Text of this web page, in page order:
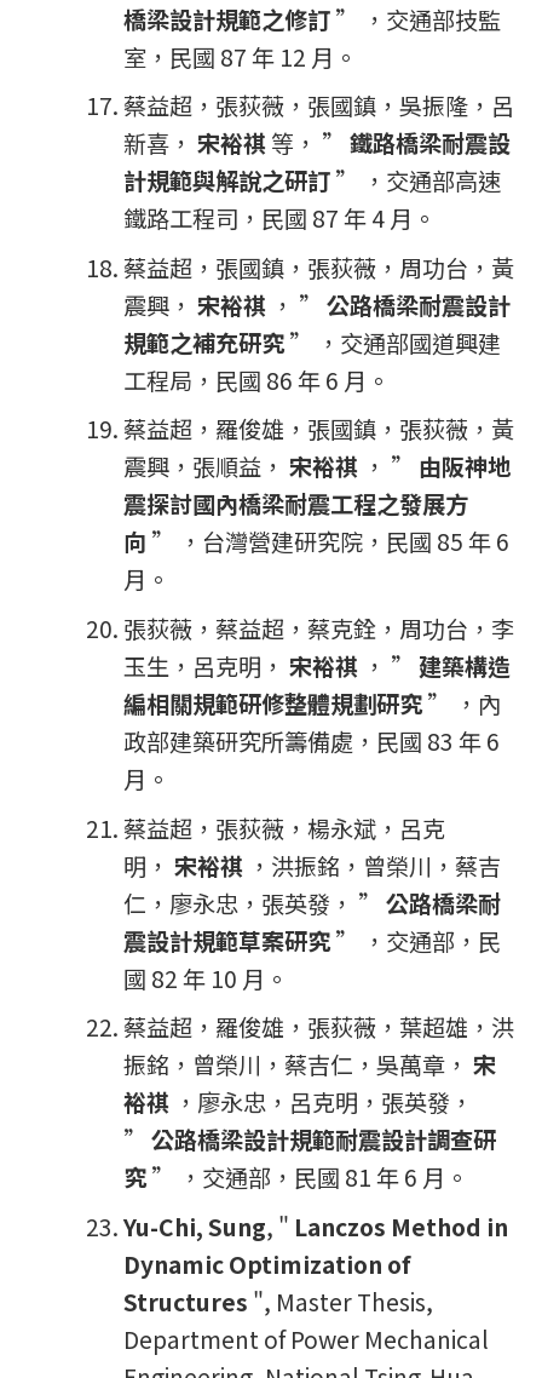
橋梁設計規範之修訂” ，交通部技監
室，民國 87 年 12 月。
蔡益超，張荻薇，張國鎮，吳振隆，呂
新喜，宋裕祺 等， ”鐵路橋梁耐震設
計規範與解說之研訂” ，交通部高速
鐵路工程司，民國 87 年 4 月。
蔡益超，張國鎮，張荻薇，周功台，黃
震興，宋裕祺 ， ”公路橋梁耐震設計
規範之補充研究” ，交通部國道興建
工程局，民國 86 年 6 月。
蔡益超，羅俊雄，張國鎮，張荻薇，黃
震興，張順益，宋裕祺 ， ” 由阪神地
震探討國內橋梁耐震工程之發展方
向 ” ，台灣營建研究院，民國 85 年 6
月。
張荻薇，蔡益超，蔡克銓，周功台，李
玉生，呂克明，宋裕祺 ， ” 建築構造
編相關規範研修整體規劃研究” ，內
政部建築研究所籌備處，民國 83 年 6
月。
蔡益超，張荻薇，楊永斌，呂克
明，宋裕祺 ，洪振銘，曾榮川，蔡吉
仁，廖永忠，張英發， ”公路橋梁耐
震設計規範草案研究” ，交通部，民
國 82 年 10 月。
蔡益超，羅俊雄，張荻薇，葉超雄，洪
振銘，曾榮川，蔡吉仁，吳萬章，宋
裕祺 ，廖永忠，呂克明，張英發，
”公路橋梁設計規範耐震設計調查研
究” ，交通部，民國 81 年 6 月。
Yu-Chi, Sung, " Lanczos Method in
Dynamic Optimization of
Structures ", Master Thesis,
Department of Power Mechanical